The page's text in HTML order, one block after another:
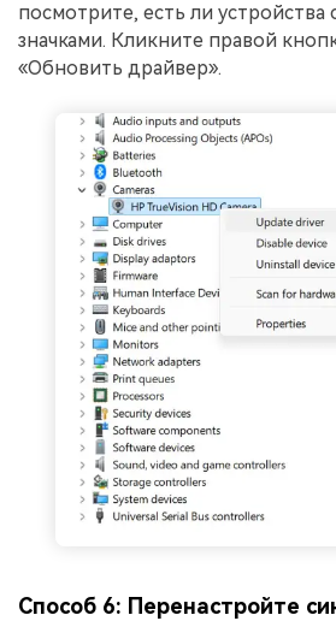
посмотрите, есть ли устройства
значками. Кликните правой
«Обновить драйвер».
Способ 6: Перенастройте